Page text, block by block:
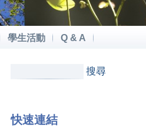
學生活動 Q & A
搜尋表單
快速連結